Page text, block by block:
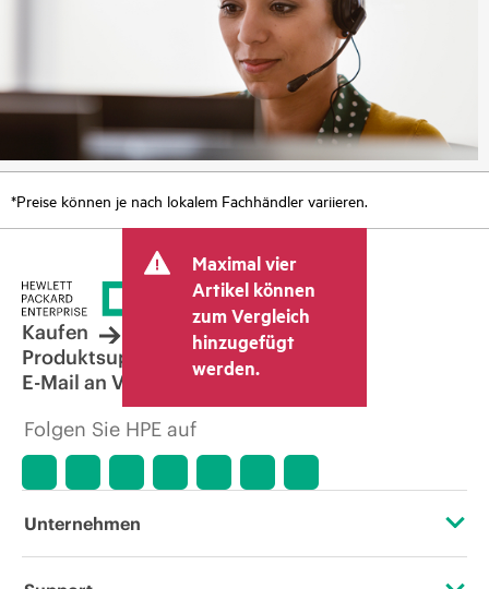
*Preise können je nach lokalem Fachhändler variieren.
Maximal vier
Artikel können
zum Vergleich
hinzugefügt
werden.
Kaufen
Produktsupport
E-Mail an Vertrieb
Folgen Sie HPE auf
Unternehmen
Über HPE